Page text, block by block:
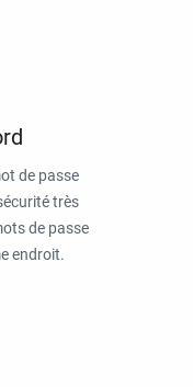
de passe
très
de passe
endroit.